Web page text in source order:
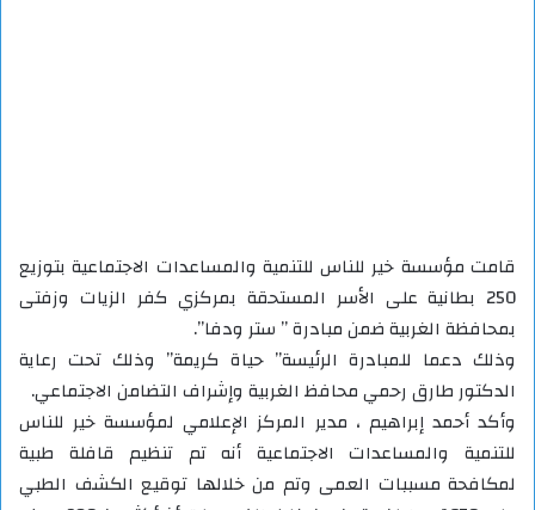
قامت مؤسسة خير للناس للتنمية والمساعدات الاجتماعية بتوزيع
250 بطانية على الأسر المستحقة بمركزي كفر الزيات وزفتى
بمحافظة الغربية ضمن مبادرة ” ستر ودفا”.
وذلك دعما للمبادرة الرئيسة” حياة كريمة” وذلك تحت رعاية
الدكتور طارق رحمي محافظ الغربية وإشراف التضامن الاجتماعي.
وأكد أحمد إبراهيم ، مدير المركز الإعلامي لمؤسسة خير للناس
للتنمية والمساعدات الاجتماعية أنه تم تنظيم قافلة طبية
لمكافحة مسببات العمى وتم من خلالها توقيع الكشف الطبي